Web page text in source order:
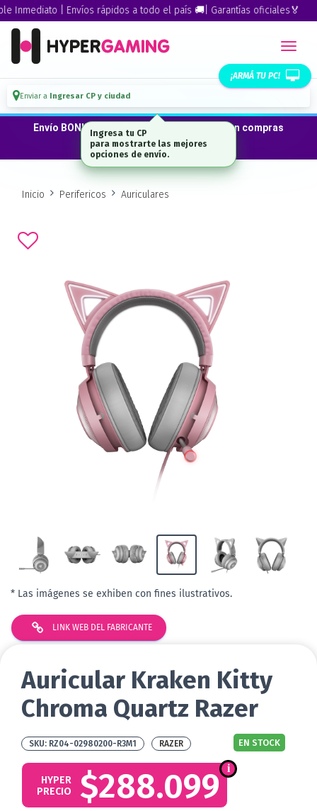
| Envíos rápidos a todo el país 🚚| Garantías oficiales🏅
¡ARMÁ TU PC!
Enviar a Ingresar CP y ciudad
Envío BONIFICADO a CABA · GBA ·La Plata en compras
desde $300.000*
Inicio Perifericos Auriculares
* Las imágenes se exhiben con fines ilustrativos.
LINK WEB DEL FABRICANTE
Auricular Kraken Kitty
Chroma Quartz Razer
RZ04-02980200-R3M1 EN STOCK
RAZER
$288.099
HYPER
PRECIO
Ingresa tu CP
para mostrarte las mejores
opciones de envío.